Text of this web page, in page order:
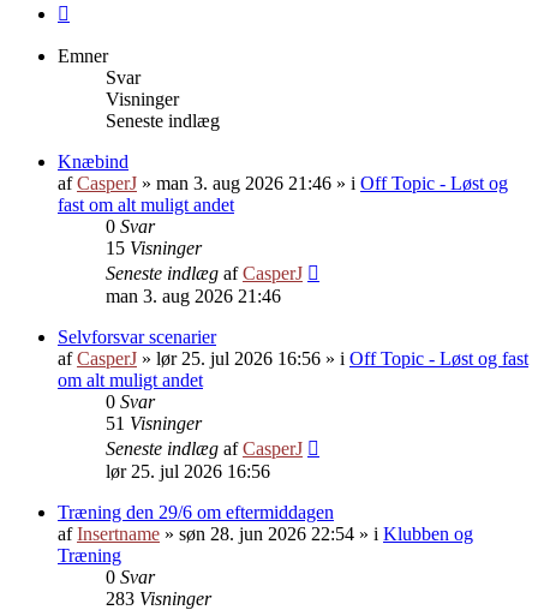
Emner
Svar
Visninger
Seneste indlæg
Knæbind
afCasperJ » man 3. aug 2026 21:46 » i Off Topic - Løst og
fast om alt muligt andet
0 Svar
15 Visninger
Seneste indlæg afCasperJ
man 3. aug 2026 21:46
Selvforsvar scenarier
afCasperJ » lør 25. jul 2026 16:56 » i Off Topic - Løst og fast
om alt muligt andet
0 Svar
51 Visninger
Seneste indlæg afCasperJ
lør 25. jul 2026 16:56
Træning den 29/6 om eftermiddagen
afInsertname » søn 28. jun 2026 22:54 » i Klubben og
Træning
0 Svar
283 Visninger